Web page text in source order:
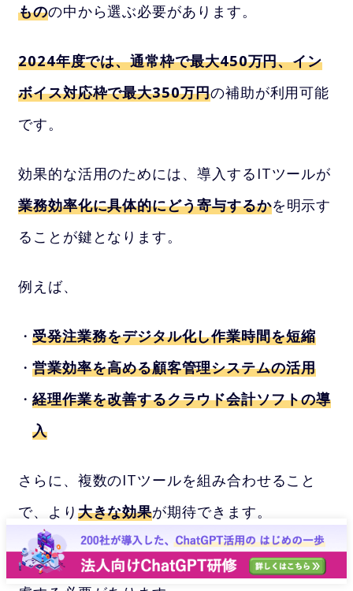
ものの中から選ぶ必要があります。
2024年度では、通常枠で最大450万円、イン
ボイス対応枠で最大350万円の補助が利用可能
です。
効果的な活用のためには、導入するITツールが
業務効率化に具体的にどう寄与するかを明示す
ることが鍵となります。
例えば、
受発注業務をデジタル化し作業時間を短縮
営業効率を高める顧客管理システムの活用
経理作業を改善するクラウド会計ソフトの導
入
さらに、複数のITツールを組み合わせること
で、より 大きな効果が期待できます。
ただし、 導入後の運用体制や従業員の教育も考